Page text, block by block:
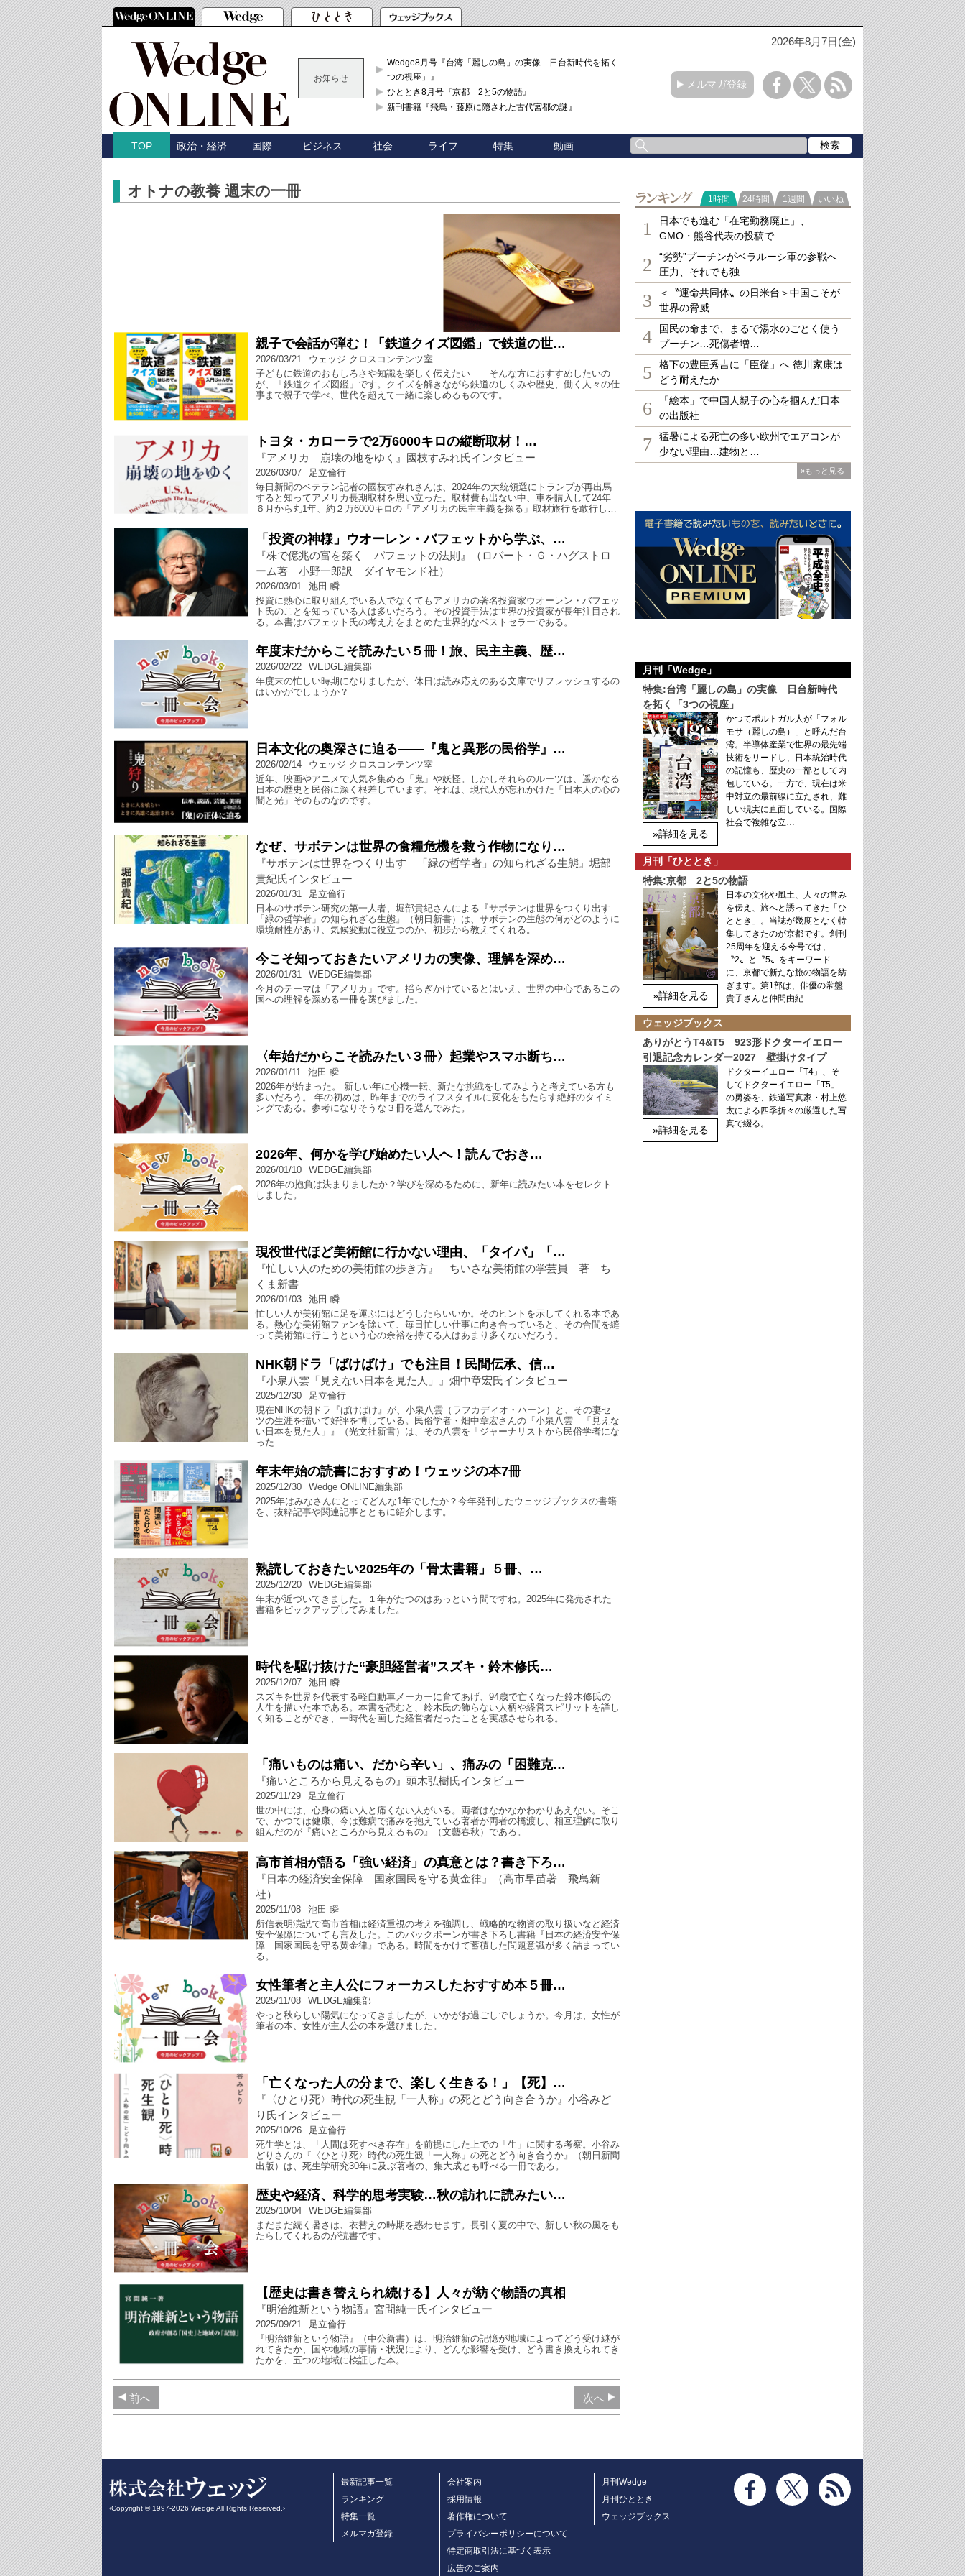
2026年8月7日(金)
お知らせ
Wedge8月号『台湾「麗しの島」の実像 日台新時代を拓く「3
つの視座」』
ひととき8月号『京都 2と5の物語』
新刊書籍『飛鳥・藤原に隠された古代宮都の謎』
メルマガ登録
TOP 政治・経済 国際 ビジネス 社会 ライフ 特集 動画
オトナの教養 週末の一冊
親子で会話が弾む！「鉄道クイズ図鑑」で鉄道の世…
2026/03/21
ウェッジ クロスコンテンツ室
子どもに鉄道のおもしろさや知識を楽しく伝えたい――そんな方におすすめしたいの
が、「鉄道クイズ図鑑」です。クイズを解きながら鉄道のしくみや歴史、働く人々の仕
事まで親子で学べ、世代を超えて一緒に楽しめるものです。
トヨタ・カローラで2万6000キロの縦断取材！…
『アメリカ 崩壊の地をゆく』國枝すみれ氏インタビュー
2026/03/07
足立倫行
毎日新聞のベテラン記者の國枝すみれさんは、2024年の大統領選にトランプが再出馬
すると知ってアメリカ長期取材を思い立った。取材費も出ない中、車を購入して24年
６月から丸1年、約２万6000キロの「アメリカの民主主義を探る」取材旅行を敢行し…
「投資の神様」ウオーレン・バフェットから学ぶ、…
『株で億兆の富を築く バフェットの法則』（ロバート・Ｇ・ハグストロ
ーム著 小野一郎訳 ダイヤモンド社）
2026/03/01
池田 瞬
投資に熱心に取り組んでいる人でなくてもアメリカの著名投資家ウオーレン・バフェッ
ト氏のことを知っている人は多いだろう。その投資手法は世界の投資家が長年注目され
る。本書はバフェット氏の考え方をまとめた世界的なベストセラーである。
年度末だからこそ読みたい５冊！旅、民主主義、歴…
2026/02/22
WEDGE編集部
年度末の忙しい時期になりましたが、休日は読み応えのある文庫でリフレッシュするの
はいかがでしょうか？
日本文化の奥深さに迫る――『鬼と異形の民俗学』…
2026/02/14
ウェッジ クロスコンテンツ室
近年、映画やアニメで人気を集める「鬼」や妖怪。しかしそれらのルーツは、遥かなる
日本の歴史と民俗に深く根差しています。それは、現代人が忘れかけた「日本人の心の
闇と光」そのものなのです。
なぜ、サボテンは世界の食糧危機を救う作物になり…
『サボテンは世界をつくり出す 「緑の哲学者」の知られざる生態』堀部
貴紀氏インタビュー
2026/01/31
足立倫行
日本のサボテン研究の第一人者、堀部貴紀さんによる『サボテンは世界をつくり出す
「緑の哲学者」の知られざる生態』（朝日新書）は、サボテンの生態の何がどのように
環境耐性があり、気候変動に役立つのか、初歩から教えてくれる。
今こそ知っておきたいアメリカの実像、理解を深め…
2026/01/31
WEDGE編集部
今月のテーマは「アメリカ」です。揺らぎかけているとはいえ、世界の中心であるこの
国への理解を深める一冊を選びました。
〈年始だからこそ読みたい３冊〉起業やスマホ断ち…
2026/01/11
池田 瞬
2026年が始まった。 新しい年に心機一転、新たな挑戦をしてみようと考えている方も
多いだろう。 年の初めは、昨年までのライフスタイルに変化をもたらす絶好のタイミ
ングである。参考になりそうな３冊を選んでみた。
2026年、何かを学び始めたい人へ！読んでおき…
2026/01/10
WEDGE編集部
2026年の抱負は決まりましたか？学びを深めるために、新年に読みたい本をセレクト
しました。
現役世代ほど美術館に行かない理由、「タイパ」「…
『忙しい人のための美術館の歩き方』 ちいさな美術館の学芸員 著 ち
くま新書
2026/01/03
池田 瞬
忙しい人が美術館に足を運ぶにはどうしたらいいか。そのヒントを示してくれる本であ
る。熱心な美術館ファンを除いて、毎日忙しい仕事に向き合っていると、その合間を縫
って美術館に行こうという心の余裕を持てる人はあまり多くないだろう。
NHK朝ドラ「ばけばけ」でも注目！民間伝承、信…
『小泉八雲「見えない日本を見た人」』畑中章宏氏インタビュー
2025/12/30
足立倫行
現在NHKの朝ドラ『ばけばけ』が、小泉八雲（ラフカディオ・ハーン）と、その妻セ
ツの生涯を描いて好評を博している。民俗学者・畑中章宏さんの『小泉八雲 「見えな
い日本を見た人」』（光文社新書）は、その八雲を「ジャーナリストから民俗学者にな
った…
年末年始の読書におすすめ！ウェッジの本7冊
2025/12/30
Wedge ONLINE編集部
2025年はみなさんにとってどんな1年でしたか？今年発刊したウェッジブックスの書籍
を、抜粋記事や関連記事とともに紹介します。
熟読しておきたい2025年の「骨太書籍」５冊、…
2025/12/20
WEDGE編集部
年末が近づいてきました。１年がたつのはあっという間ですね。2025年に発売された
書籍をピックアップしてみました。
時代を駆け抜けた“豪胆経営者”スズキ・鈴木修氏…
2025/12/07
池田 瞬
スズキを世界を代表する軽自動車メーカーに育てあげ、94歳で亡くなった鈴木修氏の
人生を描いた本である。本書を読むと、鈴木氏の飾らない人柄や経営スピリットを詳し
く知ることができ、一時代を画した経営者だったことを実感させられる。
「痛いものは痛い、だから辛い」、痛みの「困難克…
『痛いところから見えるもの』頭木弘樹氏インタビュー
2025/11/29
足立倫行
世の中には、心身の痛い人と痛くない人がいる。両者はなかなかわかりあえない。そこ
で、かつては健康、今は難病で痛みを抱えている著者が両者の橋渡し、相互理解に取り
組んだのが『痛いところから見えるもの』（文藝春秋）である。
高市首相が語る「強い経済」の真意とは？書き下ろ…
『日本の経済安全保障 国家国民を守る黄金律』（高市早苗著 飛鳥新
社）
2025/11/08
池田 瞬
所信表明演説で高市首相は経済重視の考えを強調し、戦略的な物資の取り扱いなど経済
安全保障についても言及した。このバックボーンが書き下ろし書籍『日本の経済安全保
障 国家国民を守る黄金律』である。時間をかけて蓄積した問題意識が多く詰まってい
る。
女性筆者と主人公にフォーカスしたおすすめ本５冊…
2025/11/08
WEDGE編集部
やっと秋らしい陽気になってきましたが、いかがお過ごしでしょうか。今月は、女性が
筆者の本、女性が主人公の本を選びました。
「亡くなった人の分まで、楽しく生きる！」【死】…
『〈ひとり死〉時代の死生観「一人称」の死とどう向き合うか』小谷みど
り氏インタビュー
2025/10/26
足立倫行
死生学とは、「人間は死すべき存在」を前提にした上での「生」に関する考察。小谷み
どりさんの『〈ひとり死〉時代の死生観「一人称」の死とどう向き合うか』（朝日新聞
出版）は、死生学研究30年に及ぶ著者の、集大成とも呼べる一冊である。
歴史や経済、科学的思考実験…秋の訪れに読みたい…
2025/10/04
WEDGE編集部
まだまだ続く暑さは、衣替えの時期を惑わせます。長引く夏の中で、新しい秋の風をも
たらしてくれるのが読書です。
【歴史は書き替えられ続ける】人々が紡ぐ物語の真相
『明治維新という物語』宮間純一氏インタビュー
2025/09/21
足立倫行
『明治維新という物語』（中公新書）は、明治維新の記憶が地域によってどう受け継が
れてきたか、国や地域の事情・状況により、どんな影響を受け、どう書き換えられてき
たかを、五つの地域に検証した本。
前へ 次へ
ランキング
1時間 24時間 1週間 いいね
1
日本でも進む「在宅勤務廃止」、
GMO・熊谷代表の投稿で…
2
“劣勢”プーチンがベラルーシ軍の参戦へ
圧力、それでも独…
3
＜〝運命共同体〟の日米台＞中国こそが
世界の脅威....…
4
国民の命まで、まるで湯水のごとく使う
プーチン…死傷者増…
5
格下の豊臣秀吉に「臣従」へ 徳川家康は
どう耐えたか
6
「絵本」で中国人親子の心を掴んだ日本
の出版社
7
猛暑による死亡の多い欧州でエアコンが
少ない理由…建物と…
»もっと見る
月刊「Wedge」
特集:台湾「麗しの島」の実像 日台新時代
を拓く「3つの視座」
»詳細を見る
かつてポルトガル人が「フォル
モサ（麗しの島）」と呼んだ台
湾。半導体産業で世界の最先端
技術をリードし、日本統治時代
の記憶も、歴史の一部として内
包している。一方で、現在は米
中対立の最前線に立たされ、難
しい現実に直面している。国際
社会で複雑な立…
月刊「ひととき」
特集:京都 2と5の物語
»詳細を見る
日本の文化や風土、人々の営み
を伝え、旅へと誘ってきた「ひ
ととき」。当誌が幾度となく特
集してきたのが京都です。創刊
25周年を迎える今号では、
〝2〟と〝5〟をキーワード
に、京都で新たな旅の物語を紡
ぎます。第1部は、俳優の常盤
貴子さんと仲間由紀…
ウェッジブックス
ありがとうT4&T5 923形ドクターイエロー
引退記念カレンダー2027 壁掛けタイプ
»詳細を見る
ドクターイエロー「T4」、そ
してドクターイエロー「T5」
の勇姿を、鉄道写真家・村上悠
太による四季折々の厳選した写
真で綴る。
‹Copyright © 1997-2026 Wedge All Rights Reserved.›
最新記事一覧
ランキング
特集一覧
メルマガ登録
会社案内
採用情報
著作権について
プライバシーポリシーについて
特定商取引法に基づく表示
広告のご案内
月刊Wedge
月刊ひととき
ウェッジブックス